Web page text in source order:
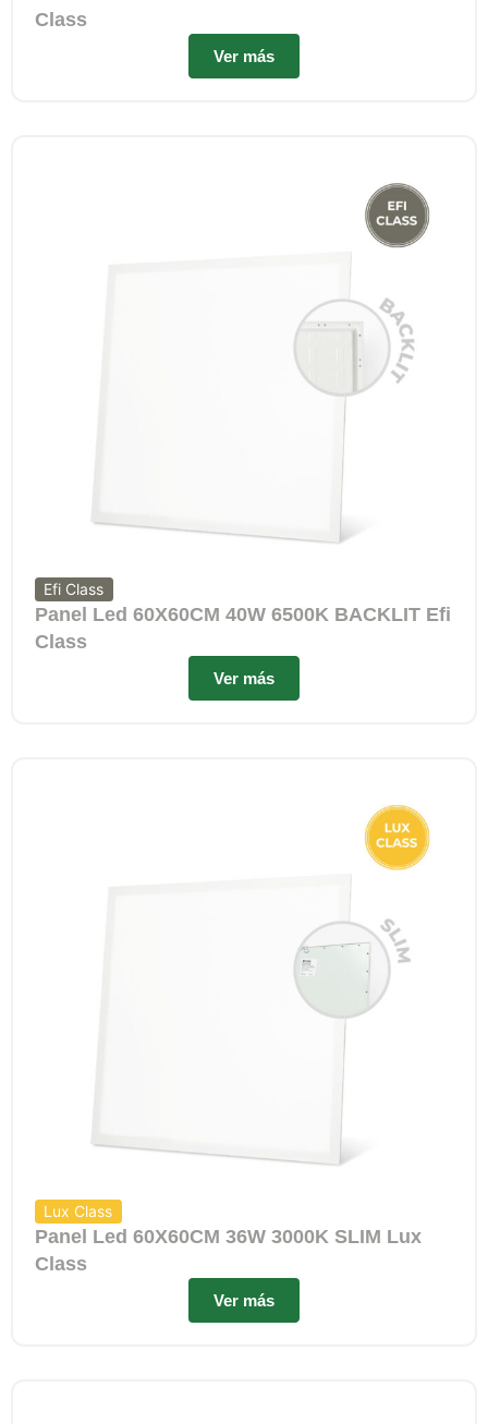
Class
Ver más
Efi Class
Panel Led 60X60CM 40W 6500K BACKLIT Efi
Class
Ver más
Lux Class
Panel Led 60X60CM 36W 3000K SLIM Lux
Class
Ver más